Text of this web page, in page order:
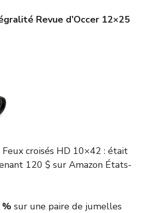
Revue d’Occer 12×25
Feux croisés HD 10×42 : était
120 $ sur Amazon États-
% sur une paire de jumelles